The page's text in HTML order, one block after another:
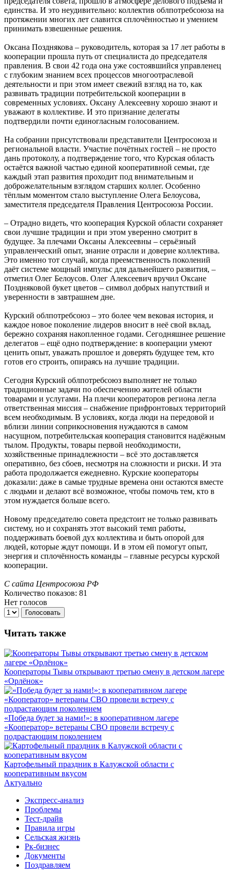
единства. И это неудивительно: коллектив облпотребсоюза на
протяжении многих лет славится сплочённостью и умением
принимать взвешенные решения.
Оксана Позднякова – руководитель, которая за 17 лет работы в
кооперации прошла путь от специалиста до председателя
правления. В свои 42 года она уже состоявшийся управленец
с глубоким знанием всех процессов многоотраслевой
деятельности и при этом имеет свежий взгляд на то, как
развивать традиции потребительской кооперации в
современных условиях. Оксану Алексеевну хорошо знают и
уважают в коллективе. И это признание делегаты
подтвердили почти единогласным голосованием.
На собрании присутствовали представители Центросоюза и
региональной власти. Участие почётных гостей – не просто
дань протоколу, а подтверждение того, что Курская область
остаётся важной частью единой кооперативной семьи, где
каждый этап развития проходит под внимательным и
доброжелательным взглядом старших коллег. Особенно
тёплым моментом стало выступление Олега Белоусова,
заместителя председателя Правления Центросоюза России.
– Отрадно видеть, что кооперация Курской области сохраняет
свои лучшие традиции и при этом уверенно смотрит в
будущее. За плечами Оксаны Алексеевны – серьёзный
управленческий опыт, знание отрасли и доверие коллектива.
Это именно тот случай, когда преемственность поколений
даёт системе мощный импульс для дальнейшего развития, –
отметил Олег Белоусов. Олег Алексеевич вручил Оксане
Поздняковой букет цветов – символ добрых напутствий и
уверенности в завтрашнем дне.
Курский облпотребсоюз – это более чем вековая история, и
каждое новое поколение лидеров вносит в неё свой вклад,
бережно сохраняя накопленное годами. Сегодняшнее решение
делегатов – ещё одно подтверждение: в кооперации умеют
ценить опыт, уважать прошлое и доверять будущее тем, кто
готов его строить, опираясь на лучшие традиции.
Сегодня Курский облпотребсоюз выполняет не только
традиционные задачи по обеспечению жителей области
товарами и услугами. На плечи кооператоров региона легла
ответственная миссия – снабжение прифронтовых территорий
всем необходимым. В условиях, когда люди на передовой и
вблизи линии соприкосновения нуждаются в самом
насущном, потребительская кооперация становится надёжным
тылом. Продукты, товары первой необходимости,
хозяйственные принадлежности – всё это доставляется
оперативно, без сбоев, несмотря на сложности и риски. И эта
работа продолжается ежедневно. Курские кооператоры
доказали: даже в самые трудные времена они остаются вместе
с людьми и делают всё возможное, чтобы помочь тем, кто в
этом нуждается больше всего.
Новому председателю совета предстоит не только развивать
систему, но и сохранять этот высокий темп работы,
поддерживать боевой дух коллектива и быть опорой для
людей, которые ждут помощи. И в этом ей помогут опыт,
энергия и сплочённость команды – главные ресурсы курской
кооперации.
С сайта Центросоюза РФ
Количество показов: 81
Нет голосов
Голосовать
Читать также
Кооператоры Тывы открывают третью смену в детском лагере
«Орлёнок»
«Победа будет за нами!»: в кооперативном лагере
«Кооператор» ветераны СВО провели встречу с
подрастающим поколением
Картофельный праздник в Калужской области с
кооперативным вкусом
Актуально
Экспресс-анализ
Проблемы
Тест-драйв
Правила игры
Сельская жизнь
Рк-бизнес
Документы
Поздравляем